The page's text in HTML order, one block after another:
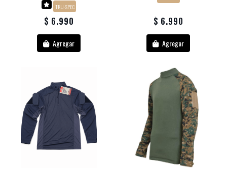
TRU-SPEC
$ 6.990
Agregar
$ 6.990
Agregar